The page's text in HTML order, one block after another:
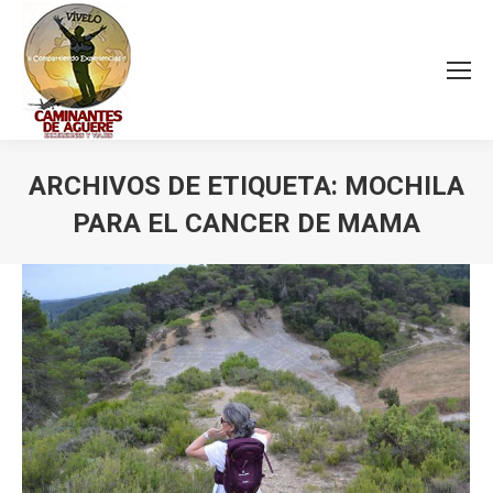
ARCHIVOS DE ETIQUETA: MOCHILA
PARA EL CANCER DE MAMA